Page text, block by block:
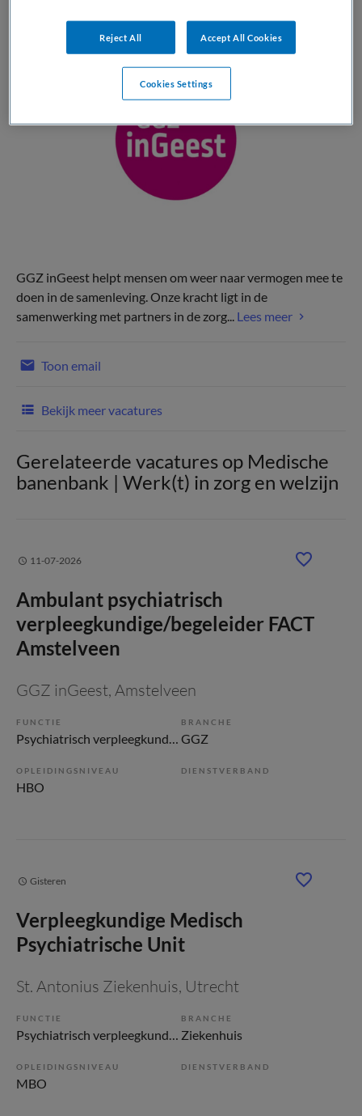
GGZ inGeest helpt mensen om weer naar vermogen mee te
doen in de samenleving. Onze kracht ligt in de
samenwerking met partners in de zorg... Lees meer
Toon email
Bekijk meer vacatures
Gerelateerde vacatures op Medische
banenbank | Werk(t) in zorg en welzijn
11-07-2026
Ambulant psychiatrisch
verpleegkundige/begeleider FACT
Amstelveen
GGZ inGeest, Amstelveen
FUNCTIE
Psychiatrisch verpleegkundige
BRANCHE
GGZ
OPLEIDINGSNIVEAU
HBO
DIENSTVERBAND
Gisteren
Verpleegkundige Medisch
Psychiatrische Unit
St. Antonius Ziekenhuis, Utrecht
FUNCTIE
Psychiatrisch verpleegkundige
BRANCHE
Ziekenhuis
OPLEIDINGSNIVEAU
MBO
DIENSTVERBAND
Reject All Accept All Cookies
Cookies Settings